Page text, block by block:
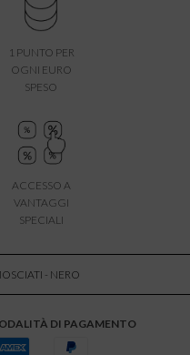
1 PUNTO PER
OGNI EURO
SPESO
ACCESSO A
VANTAGGI
SPECIALI
- NERO
DI PAGAMENTO